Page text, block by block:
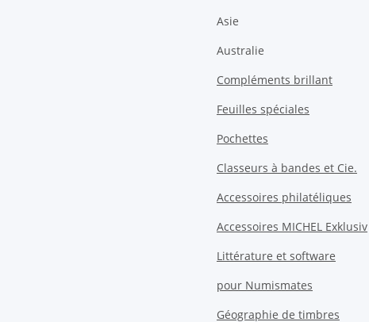
Asie
Australie
Compléments brillant
Feuilles spéciales
Pochettes
Classeurs à bandes et Cie.
Accessoires philatéliques
Accessoires MICHEL Exklusiv
Littérature et software
pour Numismates
Géographie de timbres